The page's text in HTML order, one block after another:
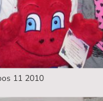
11 2010